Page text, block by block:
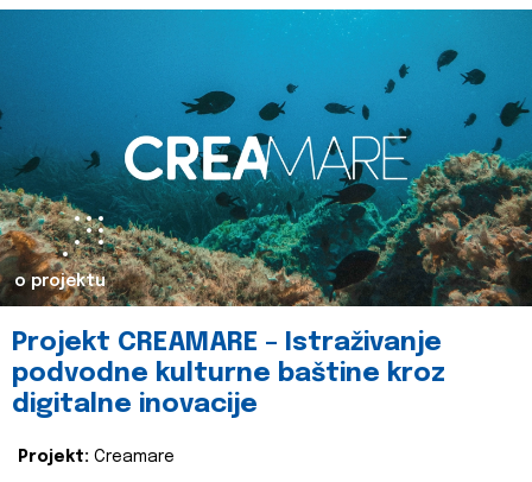
o projektu
Projekt CREAMARE – Istraživanje
podvodne kulturne baštine kroz
digitalne inovacije
Projekt: Creamare